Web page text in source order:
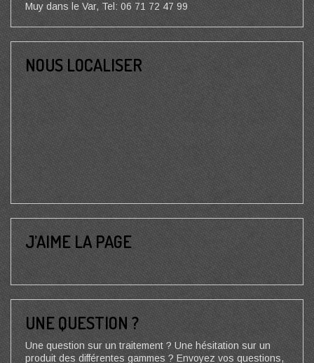
Muy dans le Var, Tel: 06 71 72 47 99
NOUS LOCALISER
J’AIME LA PAGE
UNE QUESTION ?
Une question sur un traitement ? Une hésitation sur un
produit des différentes gammes ? Envoyez vos questions,